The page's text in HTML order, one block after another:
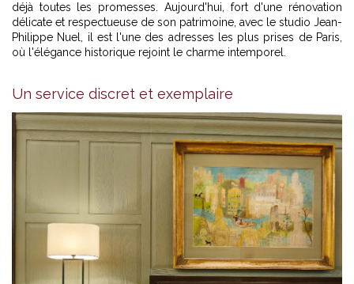
déjà toutes les promesses. Aujourd'hui, fort d'une rénovation
délicate et respectueuse de son patrimoine, avec le studio Jean-
Philippe Nuel, il est l'une des adresses les plus prises de Paris,
où l'élégance historique rejoint le charme intemporel.
Un service discret et exemplaire